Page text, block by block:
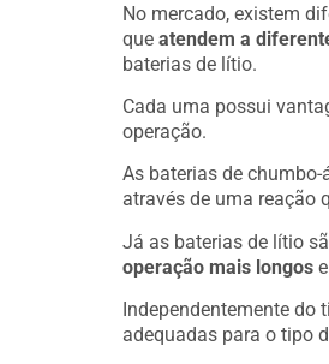
No mercado, existem
que atendem a
baterias de lítio.
Cada uma possui
operação.
As baterias de
através de uma reação
Já as baterias de lítio
operação mais longos
Independentemente do
adequadas para o tipo